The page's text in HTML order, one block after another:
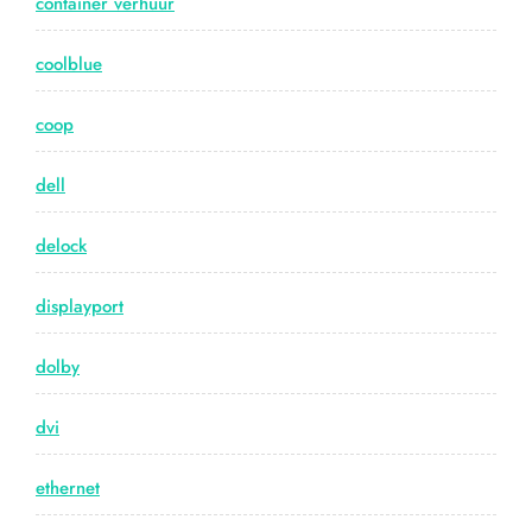
coolblue
coop
dell
delock
displayport
dolby
dvi
ethernet